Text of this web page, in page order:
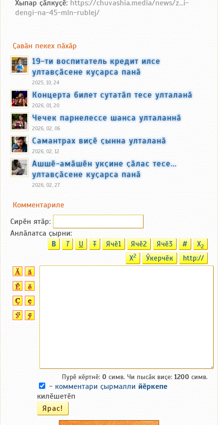
Хыпар ҫӑлкуҫӗ: https://chuvashia.media/news/z...i-
dengi-na-45-mln-rublej/
Ҫавӑн пекех пӑхӑр
19-ти воспитатель кредит илсе
ултавҫӑсене куҫарса панӑ
2025, 10, 24
Концерта билет сутатӑп тесе улталанӑ
2026, 01, 20
Чечек парнелессе шанса улталаннӑ
2026, 02, 06
Самантрах виҫӗ ҫынна улталанӑ
2026, 02, 12
Ашшӗ-амӑшӗн укҫине ҫӑлас тесе...
ултавҫӑсене куҫарса панӑ
2026, 02, 27
Комментариле
Сирӗн ятӑp:
Анлӑлатса ҫырни:
B T U T Ячӗ1 Ячӗ2 Ячӗ3 # X2
X2 Ӳкерчӗк http://
Пурӗ кӗртнӗ: 0 симв. Чи пысӑк виҫе: 1200 симв.
- комментари ҫырмалли йӗркепе
килӗшетӗп